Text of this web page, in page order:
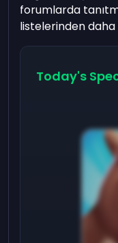
forumlarda
listelerinden
Today's